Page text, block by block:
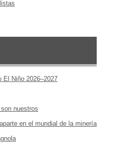
El Niño 2026–2027
nuestros
en el mundial de la minería